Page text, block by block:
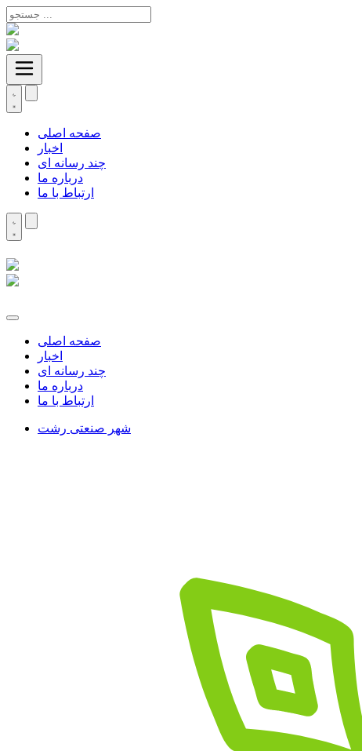
صفحه اصلی
اخبار
چند رسانه ای
درباره ما
ارتباط با ما
صفحه اصلی
اخبار
چند رسانه ای
درباره ما
ارتباط با ما
شهر صنعتی رشت